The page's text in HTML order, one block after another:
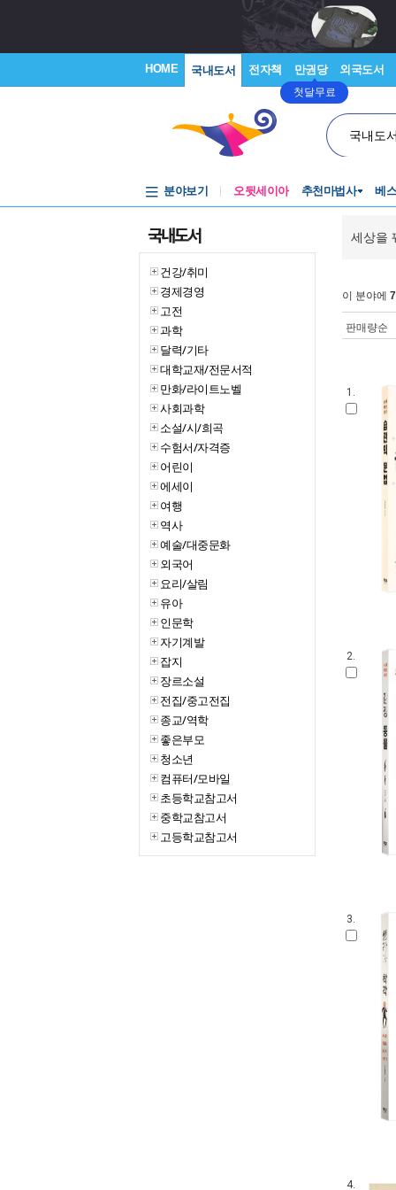
HOME 국내도서 전자책 만권당
첫달무료
외국도서
국내도
분야보기 오뒷세이아 추천마법사 베
국내도서
건강/취미
경제경영
고전
과학
달력/기타
대학교재/전문서적
만화/라이트노벨
사회과학
소설/시/희곡
수험서/자격증
어린이
에세이
여행
역사
예술/대중문화
외국어
요리/살림
유아
인문학
자기계발
잡지
장르소설
전집/중고전집
종교/역학
좋은부모
청소년
컴퓨터/모바일
초등학교참고서
중학교참고서
고등학교참고서
세상을
이 분야에 7
판매량순
1.
2.
3.
4.